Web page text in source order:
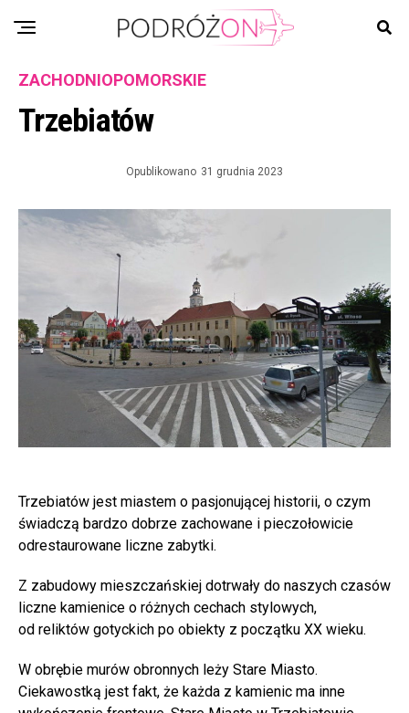
ZACHODNIOPOMORSKIE
Trzebiatów
Opublikowano 31 grudnia 2023
Trzebiatów jest miastem o pasjonującej historii, o czym
świadczą bardzo dobrze zachowane i pieczołowicie
odrestaurowane liczne zabytki.
Z zabudowy mieszczańskiej dotrwały do naszych czasów
liczne kamienice o różnych cechach stylowych,
od reliktów gotyckich po obiekty z początku XX wieku.
W obrębie murów obronnych leży Stare Miasto.
Ciekawostką jest fakt, że każda z kamienic ma inne